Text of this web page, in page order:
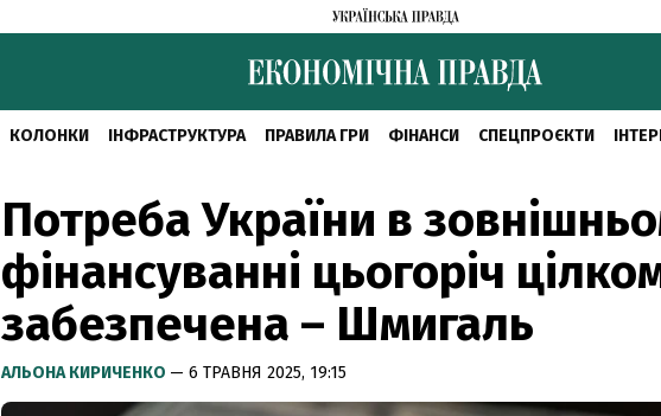
КОЛОНКИ ІНФРАСТРУКТУРА ПРАВИЛА ГРИ ФІНАНСИ СПЕЦПРОЄКТИ
Потреба України в
фінансуванні цьогоріч
забезпечена – Шмигаль
АЛЬОНА КИРИЧЕНКО — 6 ТРАВНЯ 2025, 19:15